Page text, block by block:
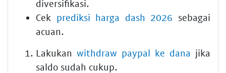
diversifikasi.
Cek prediksi harga dash 2026 sebagai
acuan.
Lakukan withdraw paypal ke dana jika
saldo sudah cukup.